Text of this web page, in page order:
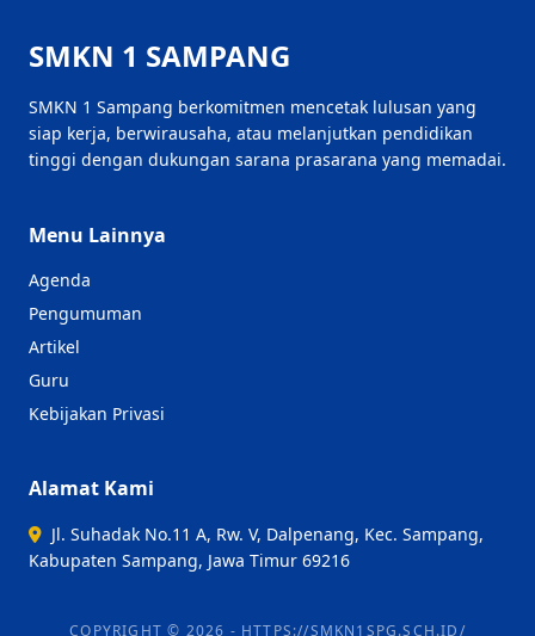
SMKN 1 SAMPANG
SMKN 1 Sampang berkomitmen mencetak lulusan yang
siap kerja, berwirausaha, atau melanjutkan pendidikan
tinggi dengan dukungan sarana prasarana yang memadai.
Menu Lainnya
Agenda
Pengumuman
Artikel
Guru
Kebijakan Privasi
Alamat Kami
Jl. Suhadak No.11 A, Rw. V, Dalpenang, Kec. Sampang,
Kabupaten Sampang, Jawa Timur 69216
COPYRIGHT © 2026 - HTTPS://SMKN1SPG.SCH.ID/